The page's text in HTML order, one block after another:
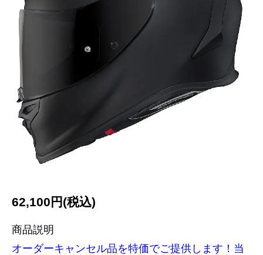
62,100円(税込)
商品説明
オーダーキャンセル品を特価でご提供します！当